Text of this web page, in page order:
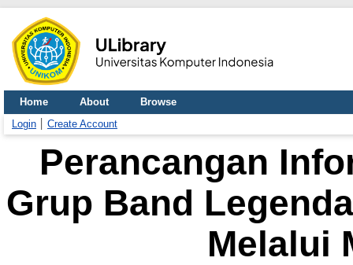
Home About
Browse
Login
Create Account
Perancangan
Grup Band
Melalui